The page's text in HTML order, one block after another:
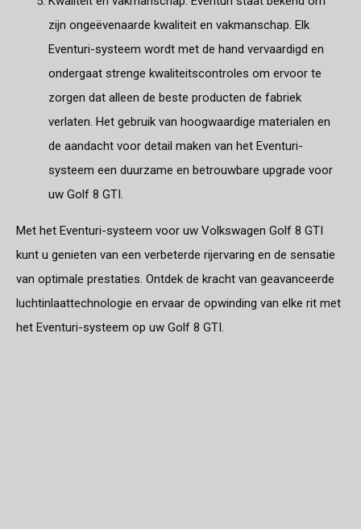
zijn ongeëvenaarde kwaliteit en vakmanschap. Elk
Eventuri-systeem wordt met de hand vervaardigd en
ondergaat strenge kwaliteitscontroles om ervoor te
zorgen dat alleen de beste producten de fabriek
verlaten. Het gebruik van hoogwaardige materialen en
de aandacht voor detail maken van het Eventuri-
systeem een duurzame en betrouwbare upgrade voor
uw Golf 8 GTI.
Met het Eventuri-systeem voor uw Volkswagen Golf 8 GTI
kunt u genieten van een verbeterde rijervaring en de sensatie
van optimale prestaties. Ontdek de kracht van geavanceerde
luchtinlaattechnologie en ervaar de opwinding van elke rit met
het Eventuri-systeem op uw Golf 8 GTI.